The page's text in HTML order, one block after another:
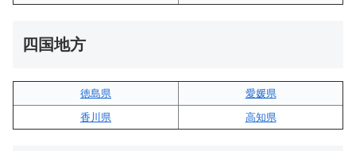
四国地方
徳島県
愛媛県
香川県
高知県